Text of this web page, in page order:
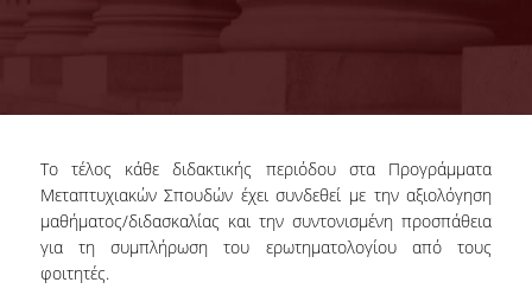
ΧΑΙΡΕΤΙΣΜΟΣ ΙΔΡΥΤΡΙΑΣ
ΥΠΟΔΟΜΕΣ
ΜΑΘΗΜΑΤΑ
Το τέλος κάθε διδακτικής περιόδου στα Προγράμματα
Μεταπτυχιακών Σπουδών έχει συνδεθεί με την αξιολόγηση
μαθήματος/διδασκαλίας και την συντονισμένη προσπάθεια
για τη συμπλήρωση του ερωτηματολογίου από τους
φοιτητές.